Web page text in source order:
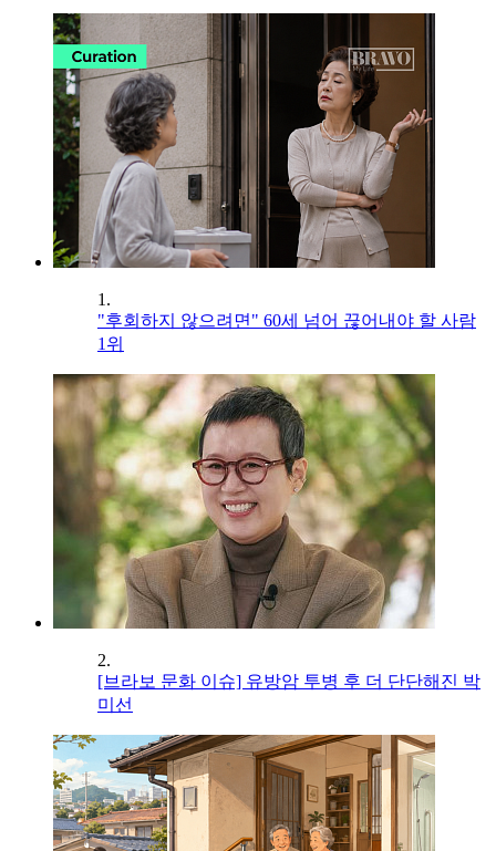
1.
"후회하지 않으려면" 60세 넘어 끊어내야 할 사람
1위
2.
[브라보 문화 이슈] 유방암 투병 후 더 단단해진 박
미선